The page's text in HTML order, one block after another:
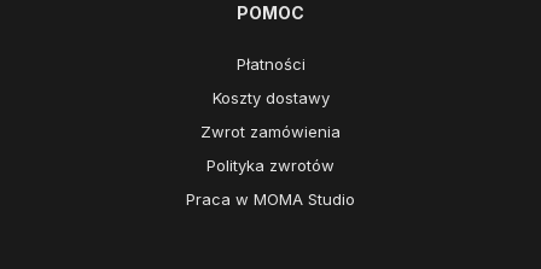
POMOC
Płatności
Koszty dostawy
Zwrot zamówienia
Polityka zwrotów
Praca w MOMA Studio